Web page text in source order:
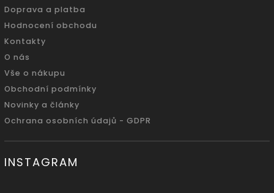
Doprava a platba
Hodnocení obchodu
Kontakty
O nás
Vše o nákupu
Obchodní podmínky
Novinky a články
Ochrana osobních údajů - GDPR
INSTAGRAM